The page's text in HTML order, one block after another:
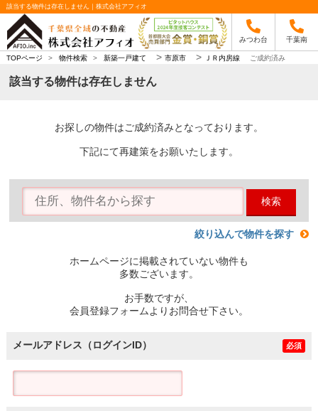
該当する物件は存在しません｜株式会社アフィオ
みつわ台 千葉南
TOPページ > 物件検索 > 新築一戸建て > 市原市 > ＪＲ内房線 ご成約済み
該当する物件は存在しません
お探しの物件はご成約済みとなっております。
下記にて再建策をお願いたします。
検索
絞り込んで物件を探す
ホームページに掲載されていない物件も
多数ございます。
お手数ですが、
会員登録フォームよりお問合せ下さい。
メールアドレス（ログインID） 必須